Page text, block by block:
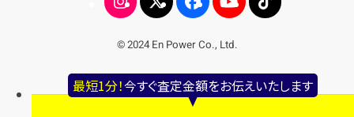
最短1分！今すぐ査定金額をお伝えいたします
© 2024 En Power Co., Ltd.